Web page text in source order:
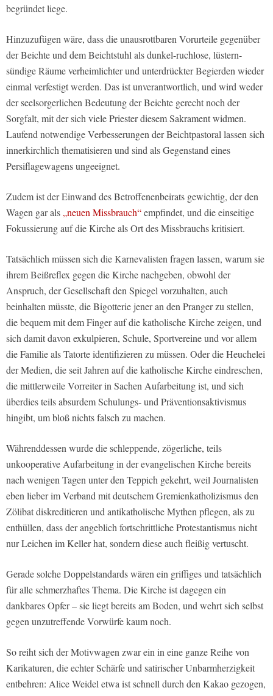
begründet liege.
Hinzuzufügen wäre, dass die unausrottbaren Vorurteile gegenüber
der Beichte und dem Beichtstuhl als dunkel-ruchlose, lüstern-
sündige Räume verheimlichter und unterdrückter Begierden wieder
einmal verfestigt werden. Das ist unverantwortlich, und wird weder
der seelsorgerlichen Bedeutung der Beichte gerecht noch der
Sorgfalt, mit der sich viele Priester diesem Sakrament widmen.
Laufend notwendige Verbesserungen der Beichtpastoral lassen sich
innerkirchlich thematisieren und sind als Gegenstand eines
Persiflagewagens ungeeignet.
Zudem ist der Einwand des Betroffenenbeirats gewichtig, der den
Wagen gar als„neuen Missbrauch“empfindet, und die einseitige
Fokussierung auf die Kirche als Ort des Missbrauchs kritisiert.
Tatsächlich müssen sich die Karnevalisten fragen lassen, warum sie
ihrem Beißreflex gegen die Kirche nachgeben, obwohl der
Anspruch, der Gesellschaft den Spiegel vorzuhalten, auch
beinhalten müsste, die Bigotterie jener an den Pranger zu stellen,
die bequem mit dem Finger auf die katholische Kirche zeigen, und
sich damit davon exkulpieren, Schule, Sportvereine und vor allem
die Familie als Tatorte identifizieren zu müssen. Oder die Heuchelei
der Medien, die seit Jahren auf die katholische Kirche eindreschen,
die mittlerweile Vorreiter in Sachen Aufarbeitung ist, und sich
überdies teils absurdem Schulungs- und Präventionsaktivismus
hingibt, um bloß nichts falsch zu machen.
Währenddessen wurde die schleppende, zögerliche, teils
unkooperative Aufarbeitung in der evangelischen Kirche bereits
nach wenigen Tagen unter den Teppich gekehrt, weil Journalisten
eben lieber im Verband mit deutschem Gremienkatholizismus den
Zölibat diskreditieren und antikatholische Mythen pflegen, als zu
enthüllen, dass der angeblich fortschrittliche Protestantismus nicht
nur Leichen im Keller hat, sondern diese auch fleißig vertuscht.
Gerade solche Doppelstandards wären ein griffiges und tatsächlich
für alle schmerzhaftes Thema. Die Kirche ist dagegen ein
dankbares Opfer – sie liegt bereits am Boden, und wehrt sich selbst
gegen unzutreffende Vorwürfe kaum noch.
So reiht sich der Motivwagen zwar ein in eine ganze Reihe von
Karikaturen, die echter Schärfe und satirischer Unbarmherzigkeit
entbehren: Alice Weidel etwa ist schnell durch den Kakao gezogen,